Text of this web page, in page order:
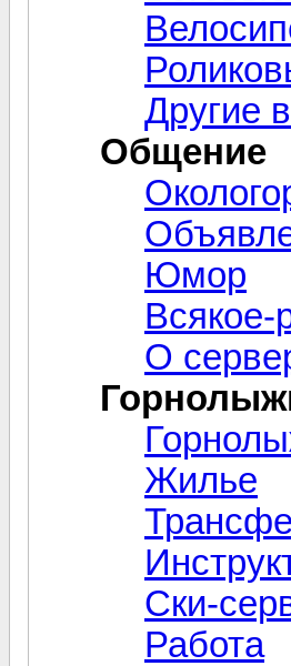
Другие
Общение
Юмор
Всякое-
О
Жилье
Ски-
Работа